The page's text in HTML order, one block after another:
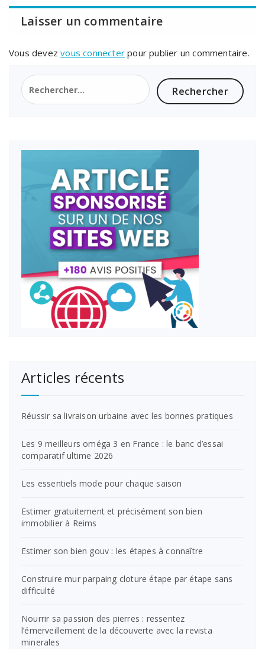
Laisser un commentaire
Vous devezvous connecter pour publier un commentaire.
Rechercher :
Articles récents
Réussir sa livraison urbaine avec les bonnes pratiques
Les 9 meilleurs oméga 3 en France : le banc d’essai
comparatif ultime 2026
Les essentiels mode pour chaque saison
Estimer gratuitement et précisément son bien
immobilier à Reims
Estimer son bien gouv : les étapes à connaître
Construire mur parpaing cloture étape par étape sans
difficulté
Nourrir sa passion des pierres : ressentez
l’émerveillement de la découverte avec la revista
minerales